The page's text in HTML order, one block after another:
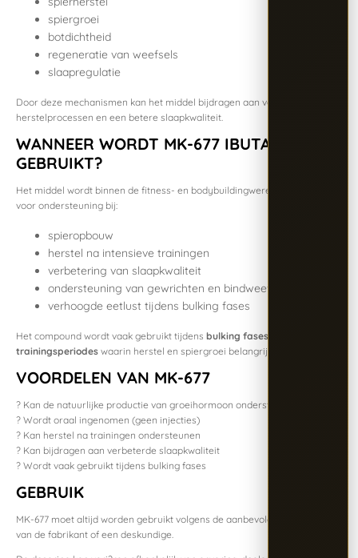
spiergroei
botdichtheid
regeneratie van weefsels
slaapregulatie
Door deze mechanismen kan het middel bijdragen aan verbeterde
herstelprocessen en een betere slaapkwaliteit.
WANNEER WORDT MK-677 IBUTAMOREN
GEBRUIKT?
Het middel wordt binnen de fitness- en bodybuildingwereld vaak gebruikt
voor ondersteuning bij:
spieropbouw
herstel na intensieve trainingen
verbetering van slaapkwaliteit
ondersteuning van gewrichten en bindweefsel
verhoogde eetlust tijdens bulking fases
Het compound wordt vaak gebruikt tijdens bulking fases of langere
trainingsperiodes waarin herstel en spiergroei belangrijk zijn.
VOORDELEN VAN MK-677
? Kan de natuurlijke productie van groeihormoon ondersteunen
? Wordt oraal ingenomen (geen injecties)
? Kan herstel na trainingen ondersteunen
? Kan bijdragen aan verbeterde slaapkwaliteit
? Wordt vaak gebruikt tijdens bulking fases
GEBRUIK
MK-677 moet altijd worden gebruikt volgens de aanbevolen richtlijnen
van de fabrikant of een deskundige.